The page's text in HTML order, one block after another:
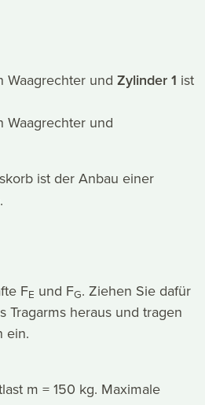
Waagrechter und Zylinder 1 ist
Waagrechter und
ist der Anbau einer
FE und FG. Ziehen Sie dafür
Tragarms heraus und tragen
ein.
m = 150 kg. Maximale